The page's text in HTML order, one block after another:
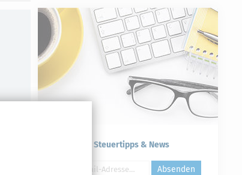
Kostenlose Steuertipps & News
Absenden